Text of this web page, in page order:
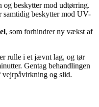
og beskytter mod udtørring.
samtidig beskytter mod UV-
, som forhindrer ny vækst af
rulle i et jævnt lag, og tør
Gentag behandlingen
vejrpåvirkning og slid.